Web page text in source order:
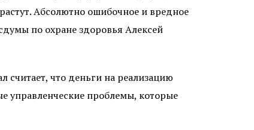
Абсолютно ошибочное и вредное
по охране здоровья Алексей
считает, что деньги на реализацию
управленческие проблемы, которые